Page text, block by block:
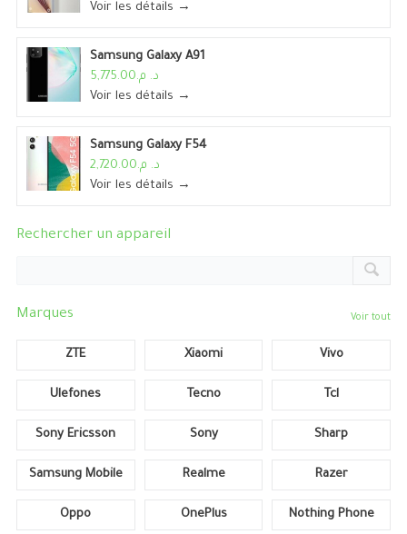
Voir les détails →
Samsung Galaxy A91
د. م.5,775.00
Voir les détails →
Samsung Galaxy F54
د. م.2,720.00
Voir les détails →
Rechercher un appareil
Marques Voir tout
ZTE Xiaomi Vivo
Ulefones Tecno Tcl
Sony Ericsson Sony Sharp
Samsung Mobile Realme Razer
Oppo OnePlus Nothing Phone